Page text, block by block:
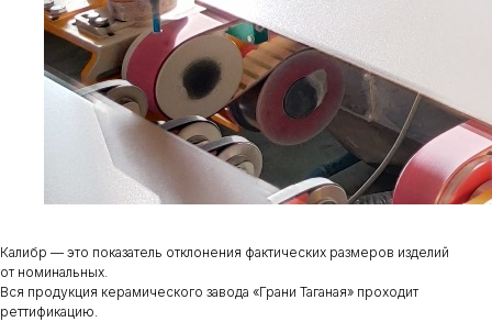
Калибр — это показатель отклонения фактических размеров изделий
от номинальных.
Вся продукция керамического завода «Грани Таганая» проходит
реттификацию.